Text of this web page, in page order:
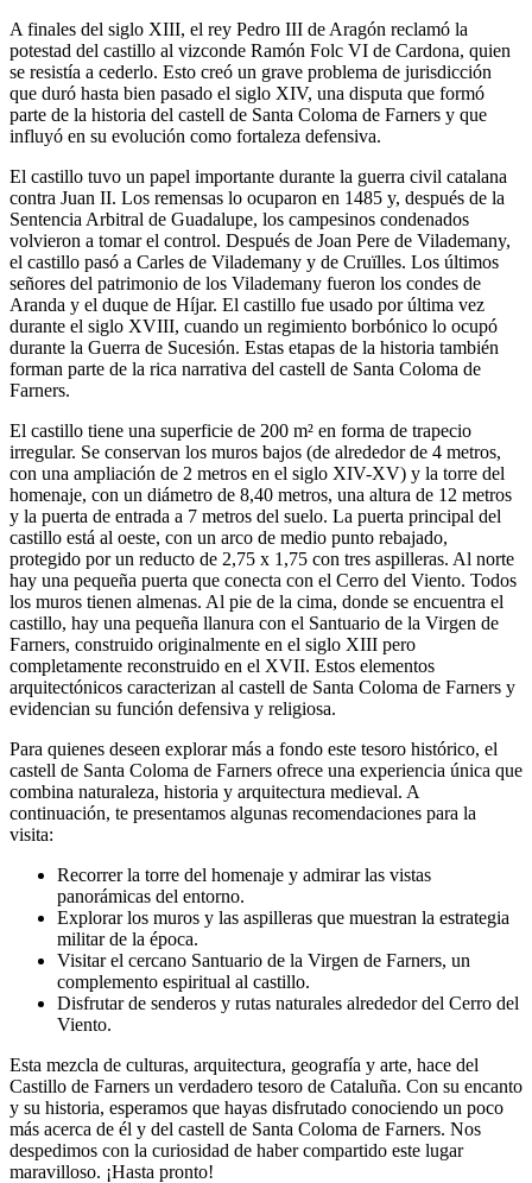
A finales del siglo XIII, el rey Pedro III de Aragón reclamó la
potestad del castillo al vizconde Ramón Folc VI de Cardona, quien
se resistía a cederlo. Esto creó un grave problema de jurisdicción
que duró hasta bien pasado el siglo XIV, una disputa que formó
parte de la historia del castell de Santa Coloma de Farners y que
influyó en su evolución como fortaleza defensiva.
El castillo tuvo un papel importante durante la guerra civil catalana
contra Juan II. Los remensas lo ocuparon en 1485 y, después de la
Sentencia Arbitral de Guadalupe, los campesinos condenados
volvieron a tomar el control. Después de Joan Pere de Vilademany,
el castillo pasó a Carles de Vilademany y de Cruïlles. Los últimos
señores del patrimonio de los Vilademany fueron los condes de
Aranda y el duque de Híjar. El castillo fue usado por última vez
durante el siglo XVIII, cuando un regimiento borbónico lo ocupó
durante la Guerra de Sucesión. Estas etapas de la historia también
forman parte de la rica narrativa del castell de Santa Coloma de
Farners.
El castillo tiene una superficie de 200 m² en forma de trapecio
irregular. Se conservan los muros bajos (de alrededor de 4 metros,
con una ampliación de 2 metros en el siglo XIV-XV) y la torre del
homenaje, con un diámetro de 8,40 metros, una altura de 12 metros
y la puerta de entrada a 7 metros del suelo. La puerta principal del
castillo está al oeste, con un arco de medio punto rebajado,
protegido por un reducto de 2,75 x 1,75 con tres aspilleras. Al norte
hay una pequeña puerta que conecta con el Cerro del Viento. Todos
los muros tienen almenas. Al pie de la cima, donde se encuentra el
castillo, hay una pequeña llanura con el Santuario de la Virgen de
Farners, construido originalmente en el siglo XIII pero
completamente reconstruido en el XVII. Estos elementos
arquitectónicos caracterizan al castell de Santa Coloma de Farners y
evidencian su función defensiva y religiosa.
Para quienes deseen explorar más a fondo este tesoro histórico, el
castell de Santa Coloma de Farners ofrece una experiencia única que
combina naturaleza, historia y arquitectura medieval. A
continuación, te presentamos algunas recomendaciones para la
visita:
Recorrer la torre del homenaje y admirar las vistas
panorámicas del entorno.
Explorar los muros y las aspilleras que muestran la estrategia
militar de la época.
Visitar el cercano Santuario de la Virgen de Farners, un
complemento espiritual al castillo.
Disfrutar de senderos y rutas naturales alrededor del Cerro del
Viento.
Esta mezcla de culturas, arquitectura, geografía y arte, hace del
Castillo de Farners un verdadero tesoro de Cataluña. Con su encanto
y su historia, esperamos que hayas disfrutado conociendo un poco
más acerca de él y del castell de Santa Coloma de Farners. Nos
despedimos con la curiosidad de haber compartido este lugar
maravilloso. ¡Hasta pronto!